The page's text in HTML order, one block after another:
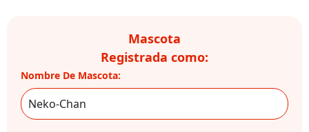
Mascota
Registrada como:
Nombre De Mascota: